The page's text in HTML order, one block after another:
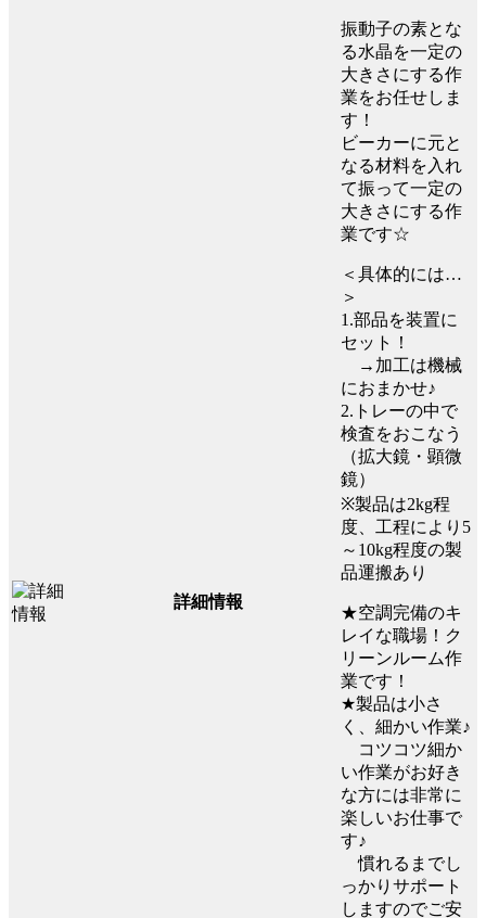
詳細情報
振動子の素とな
る水晶を一定の
大きさにする作
業をお任せしま
す！
ビーカーに元と
なる材料を入れ
て振って一定の
大きさにする作
業です☆
＜具体的には…
＞
1.部品を装置に
セット！
→加工は機械
におまかせ♪
2.トレーの中で
検査をおこなう
（拡大鏡・顕微
鏡）
※製品は2kg程
度、工程により5
～10kg程度の製
品運搬あり
★空調完備のキ
レイな職場！ク
リーンルーム作
業です！
★製品は小さ
く、細かい作業♪
コツコツ細か
い作業がお好き
な方には非常に
楽しいお仕事で
す♪
慣れるまでし
っかりサポート
しますのでご安